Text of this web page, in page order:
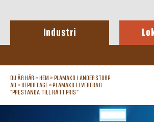
Industri
DU ÄR HÄR » HEM » PLAMAKO I ANDERSTORP
AB » REPORTAGE» PLAMAKO LEVERERAR
”PRESTANDA TILL RÄTT PRIS”